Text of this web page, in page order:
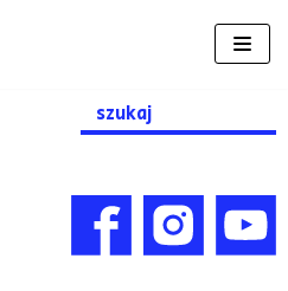
Search
for: